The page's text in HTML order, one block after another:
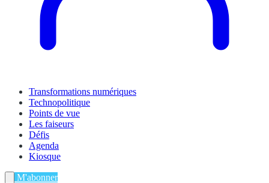
Transformations numériques
Technopolitique
Points de vue
Les faiseurs
Défis
Agenda
Kiosque
M'abonner